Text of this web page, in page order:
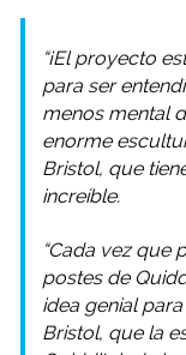
“¡El proyecto
para ser
menos mental
enorme
Bristol, que
increíble.
“Cada vez que
postes de
idea genial
Bristol, que la